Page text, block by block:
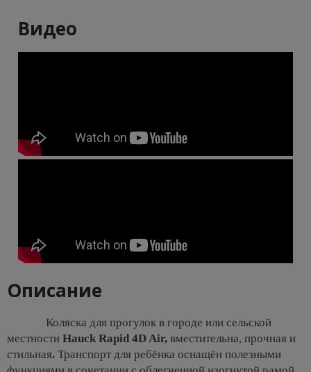
Видео
Описание
Коляска для прогулок в городе или сельской
местности Hauck Rapid 4D Air, вместительна, прочная и
стильная. Транспорт для ребёнка оснащён полезными